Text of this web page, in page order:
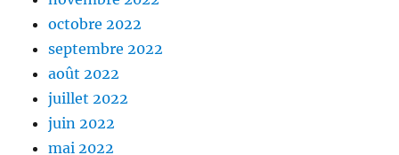
octobre 2022
septembre 2022
août 2022
juillet 2022
juin 2022
mai 2022